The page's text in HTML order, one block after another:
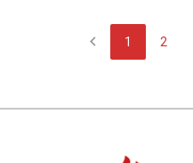
chevron_left 1 2